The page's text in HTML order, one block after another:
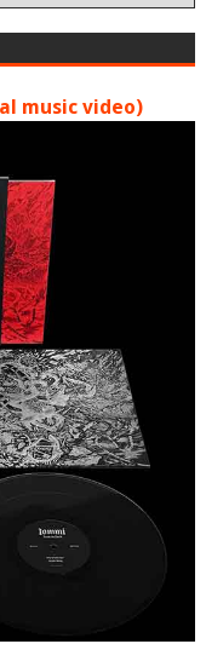
music video)